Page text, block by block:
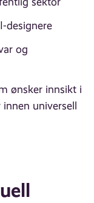
designere
og
ønsker innsikt i
universell